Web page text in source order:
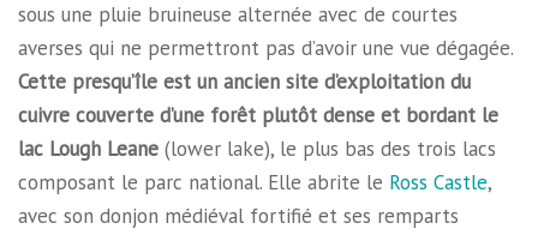
sous une pluie bruineuse alternée avec de courtes
averses qui ne permettront pas d’avoir une vue dégagée.
Cette presqu’île est un ancien site d’exploitation du
cuivre couverte d’une forêt plutôt dense et bordant le
lac Lough Leane (lower lake), le plus bas des trois lacs
composant le parc national. Elle abrite le Ross Castle,
avec son donjon médiéval fortifié et ses remparts